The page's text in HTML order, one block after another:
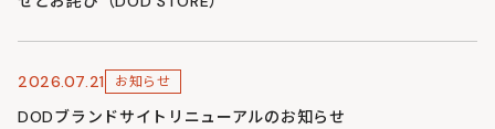
2026.07.21 お知らせ
DODブランドサイトリニューアルのお知らせ